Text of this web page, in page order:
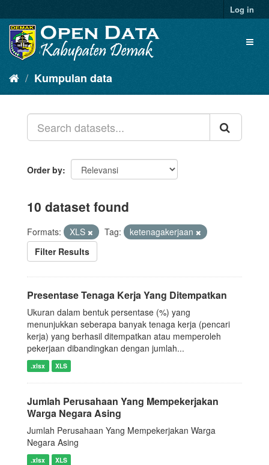
Log in
Kumpulan data
Order by
10 dataset found
Formats: XLS Tag:
ketenagakerjaan
Filter Results
Presentase Tenaga Kerja Yang Ditempatkan
Ukuran dalam bentuk persentase (%) yang
menunjukkan seberapa banyak tenaga kerja (pencari
kerja) yang berhasil ditempatkan atau memperoleh
pekerjaan dibandingkan dengan jumlah...
.xlsx XLS
Jumlah Perusahaan Yang Mempekerjakan
Warga Negara Asing
Jumlah Perusahaan Yang Mempekerjakan Warga
Negara Asing
.xlsx XLS